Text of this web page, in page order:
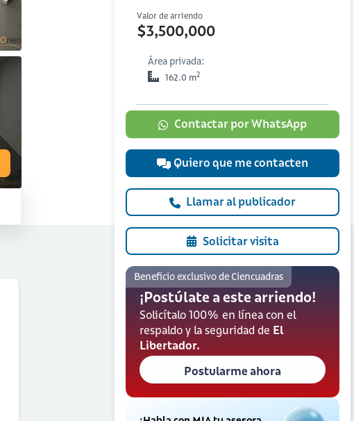
Valor de arriendo
$3,500,000
Área privada:
162.0 m2
Contactar por WhatsApp
Quiero que me contacten
Llamar al publicador
Solicitar visita
Beneficio exclusivo de Ciencuadras
¡Postúlate a este arriendo!
Solicítalo 100% en línea con el
respaldo y la seguridad de El
Libertador.
Postularme ahora